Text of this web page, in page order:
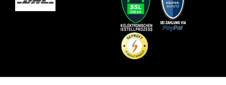
INFORMATIONEN
KRAZY8